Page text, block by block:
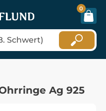
0
Ag 925